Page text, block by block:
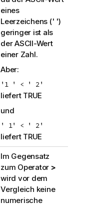
eines
Leerzeichens (' ')
geringer ist als
der ASCII-Wert
einer Zahl.
Aber:
'1 ' < ' 2'
liefert TRUE
und
' 1' < ' 2'
liefert TRUE
Im Gegensatz
zum Operator >
wird vor dem
Vergleich keine
numerische